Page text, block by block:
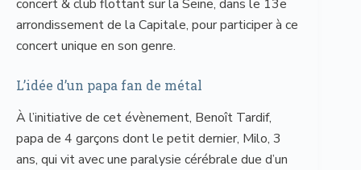
concert & club flottant sur la Seine, dans le 13e
arrondissement de la Capitale, pour participer à ce
concert unique en son genre.
L’idée d’un papa fan de métal
À l’initiative de cet évènement, Benoît Tardif,
papa de 4 garçons dont le petit dernier, Milo, 3
ans, qui vit avec une paralysie cérébrale due d’un